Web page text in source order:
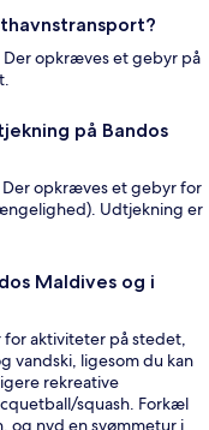
opkræves et gebyr på
på Bandos
Der opkræves et gebyr for
Udtjekning er
Maldives og i
aktiviteter på stedet,
vandski, ligesom du kan
rekreative
squash. Forkæl
og nyd en svømmetur i